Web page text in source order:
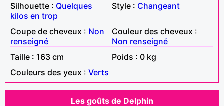
Silhouette : Quelques
kilos en trop
Style : Changeant
Coupe de cheveux : Non
renseigné
Couleur des cheveux :
Non renseigné
Taille : 163 cm
Poids : 0 kg
Couleurs des yeux : Verts
Les goûts de Delphin